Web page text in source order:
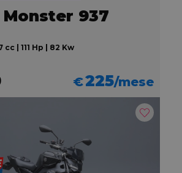
Monster 937
| 111 Hp | 82 Kw
€225/mese